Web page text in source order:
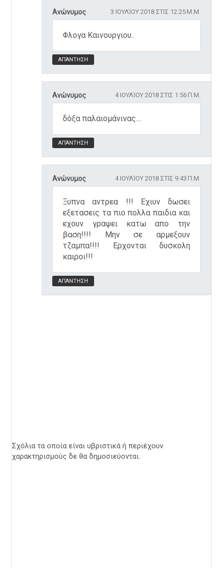
Ανώνυμος 3 ΙΟΥΛΊΟΥ 2018 ΣΤΙΣ 12:25 Μ.Μ.
Φλογα Καινουργιου..
ΑΠΆΝΤΗΣΗ
Ανώνυμος 4 ΙΟΥΛΊΟΥ 2018 ΣΤΙΣ 1:56 Π.Μ.
δόξα παλαιομάνινας....
ΑΠΆΝΤΗΣΗ
Ανώνυμος 4 ΙΟΥΛΊΟΥ 2018 ΣΤΙΣ 9:43 Π.Μ.
Ξυπνα αντρεα !!! Εχιυν δωσει
εξετασεις τα πιο πολλα παιδια και
εχουν γραψει κατω απο την
βαση!!!! Μην σε αρμεξουν
τζαμπα!!!! Ερχονται δυσκολη
καιροι!!!
ΑΠΆΝΤΗΣΗ
Σχόλια τα οποία είναι υβριστικά ή περιέχουν
χαρακτηρισμούς δε θα δημοσιεύονται.